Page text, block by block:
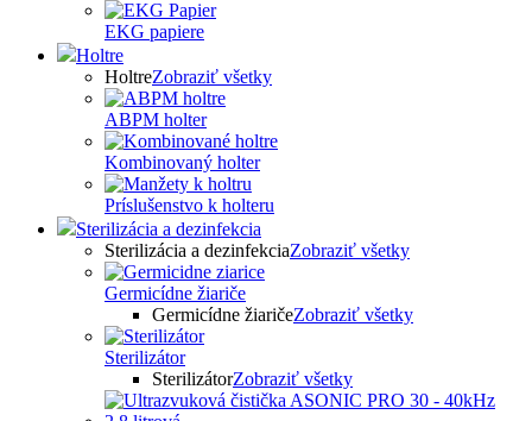
EKG papiere
Holtre
HoltreZobraziť všetky
ABPM holter
Kombinovaný holter
Príslušenstvo k holteru
Sterilizácia a dezinfekcia
Sterilizácia a dezinfekciaZobraziť všetky
Germicídne žiariče
Germicídne žiaričeZobraziť všetky
Sterilizátor
SterilizátorZobraziť všetky